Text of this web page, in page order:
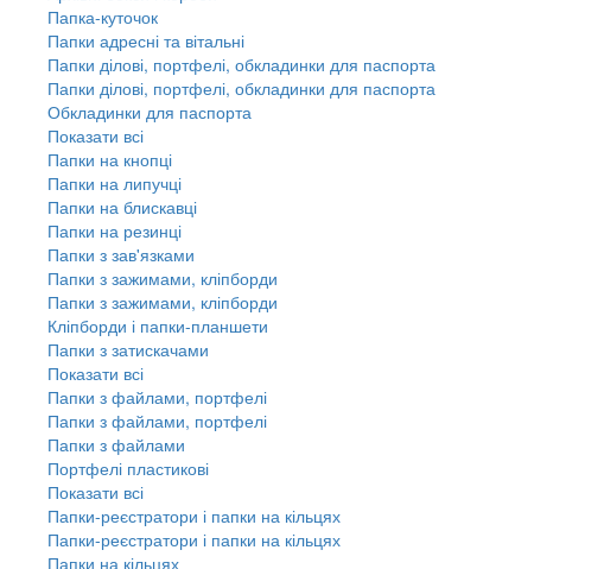
Папка-куточок
Папки адресні та вітальні
Папки ділові, портфелі, обкладинки для паспорта
Папки ділові, портфелі, обкладинки для паспорта
Обкладинки для паспорта
Показати всі
Папки на кнопці
Папки на липучці
Папки на блискавці
Папки на резинці
Папки з зав'язками
Папки з зажимами, кліпборди
Папки з зажимами, кліпборди
Кліпборди і папки-планшети
Папки з затискачами
Показати всі
Папки з файлами, портфелі
Папки з файлами, портфелі
Папки з файлами
Портфелі пластикові
Показати всі
Папки-реєстратори і папки на кільцях
Папки-реєстратори і папки на кільцях
Папки на кільцях